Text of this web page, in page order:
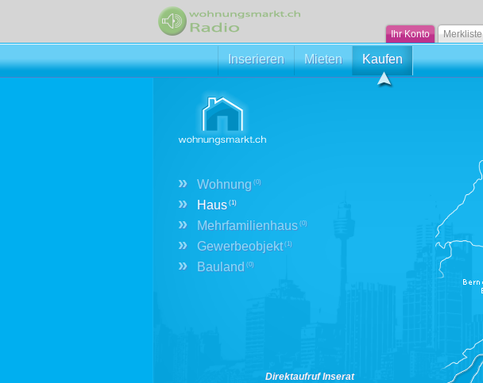
Ihr Konto Merkliste
Inserieren Mieten Kaufen
» Wohnung (0)
» Haus (1)
» Mehrfamilienhaus (0)
» Gewerbeobjekt(1)
» Bauland (0)
Direktaufruf Inserat